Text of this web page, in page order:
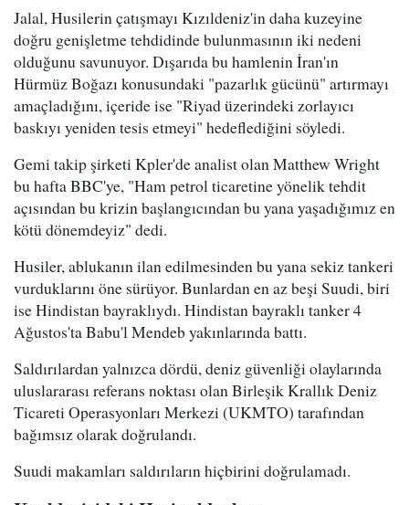
Jalal, Husilerin çatışmayı Kızıldeniz'in daha kuzeyine
doğru genişletme tehdidinde bulunmasının iki nedeni
olduğunu savunuyor. Dışarıda bu hamlenin İran'ın
Hürmüz Boğazı konusundaki "pazarlık gücünü" artırmayı
amaçladığını, içeride ise "Riyad üzerindeki zorlayıcı
baskıyı yeniden tesis etmeyi" hedeflediğini söyledi.
Gemi takip şirketi Kpler'de analist olan Matthew Wright
bu hafta BBC'ye, "Ham petrol ticaretine yönelik tehdit
açısından bu krizin başlangıcından bu yana yaşadığımız en
kötü dönemdeyiz" dedi.
Husiler, ablukanın ilan edilmesinden bu yana sekiz tankeri
vurduklarını öne sürüyor. Bunlardan en az beşi Suudi, biri
ise Hindistan bayraklıydı. Hindistan bayraklı tanker 4
Ağustos'ta Babu'l Mendeb yakınlarında battı.
Saldırılardan yalnızca dördü, deniz güvenliği olaylarında
uluslararası referans noktası olan Birleşik Krallık Deniz
Ticareti Operasyonları Merkezi (UKMTO) tarafından
bağımsız olarak doğrulandı.
Suudi makamları saldırıların hiçbirini doğrulamadı.